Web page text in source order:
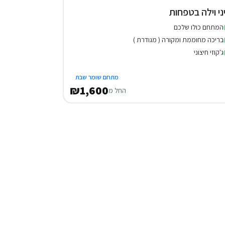
וילה בטפחות
המתחם כולו שלכם
בריכה מחוממת ומקורה ( מגודרת )
ג'קוזי חיצוני
מתחם שומר שבת
החל מ₪1,600